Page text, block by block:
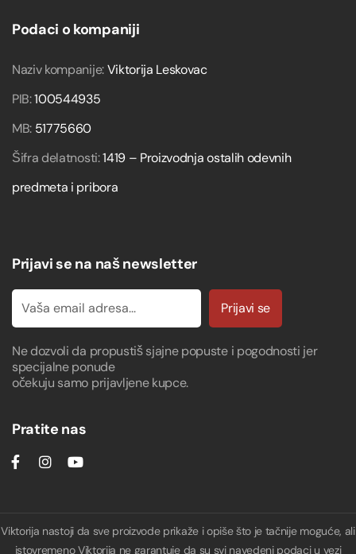
Podaci o kompaniji
Naziv kompanije:Viktorija Leskovac
PIB:100544935
MB: 51775660
Šifra delatnosti:1419 – Proizvodnja ostalih odevnih
predmeta i pribora
Prijavi se na naš newsletter
Prijavi se
Ne dozvoli da propustiš sjajne popuste i pogodnosti jer
specijalne ponude
očekuju samo prijavljene kupce.
Pratite nas
Viktorija nastoji da sve proizvode prikaže i opiše što je tačnije moguće, ali
istovremeno Viktorija ne garantuje da su svi navedeni podaci u vezi